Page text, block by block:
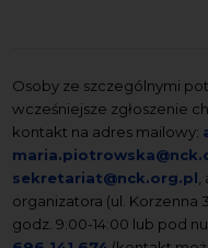
Osoby ze szczególnymi
wcześniejsze zgłoszenie
kontakt na adres mailowy:
sekretariat@nck.org.pl
organizatora (ul. Korzenna
godz. 9:00-14:00 lub pod